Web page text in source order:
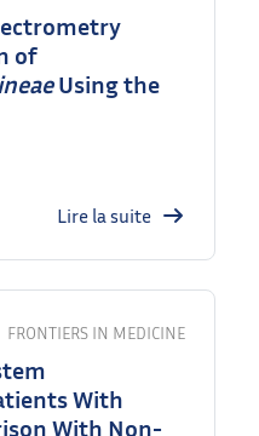
of
Using the
Lire la suite
FRONTIERS IN MEDICINE
With
With Non-